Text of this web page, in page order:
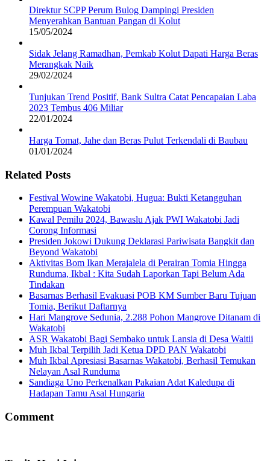
Direktur SCPP Perum Bulog Dampingi Presiden
Menyerahkan Bantuan Pangan di Kolut
15/05/2024
Sidak Jelang Ramadhan, Pemkab Kolut Dapati Harga Beras
Merangkak Naik
29/02/2024
Tunjukan Trend Positif, Bank Sultra Catat Pencapaian Laba
2023 Tembus 406 Miliar
22/01/2024
Harga Tomat, Jahe dan Beras Pulut Terkendali di Baubau
01/01/2024
Related Posts
Festival Wowine Wakatobi, Hugua: Bukti Ketangguhan
Perempuan Wakatobi
Kawal Pemilu 2024, Bawaslu Ajak PWI Wakatobi Jadi
Corong Informasi
Presiden Jokowi Dukung Deklarasi Pariwisata Bangkit dan
Beyond Wakatobi
Aktivitas Bom Ikan Merajalela di Perairan Tomia Hingga
Runduma, Ikbal : Kita Sudah Laporkan Tapi Belum Ada
Tindakan
Basarnas Berhasil Evakuasi POB KM Sumber Baru Tujuan
Tomia, Berikut Daftarnya
Hari Mangrove Sedunia, 2.288 Pohon Mangrove Ditanam di
Wakatobi
ASR Wakatobi Bagi Sembako untuk Lansia di Desa Waitii
Muh Ikbal Terpilih Jadi Ketua DPD PAN Wakatobi
Muh Ikbal Apresiasi Basarnas Wakatobi, Berhasil Temukan
Nelayan Asal Runduma
Sandiaga Uno Perkenalkan Pakaian Adat Kaledupa di
Hadapan Tamu Asal Hungaria
Comment